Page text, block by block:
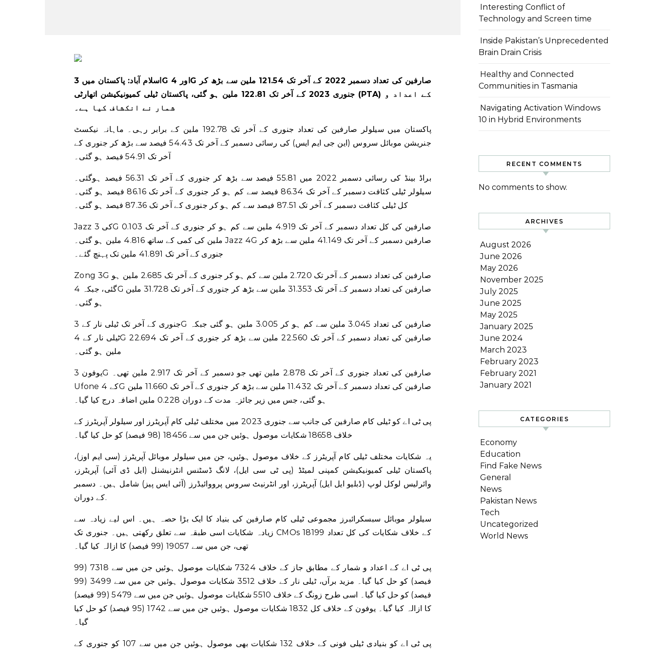
اسلام آباد: پاکستان میں 3G اور 4G صارفین کی تعداد دسمبر 2022 کے آخر تک 121.54 ملین سے بڑھ کر
جنوری 2023 کے آخر تک 122.81 ملین ہو گئی، پاکستان ٹیلی کمیونیکیشن اتھارٹی (PTA) کے اعداد و
شمار نے انکشاف کیا ہے۔
پاکستان میں سیلولر صارفین کی تعداد جنوری کے آخر تک 192.78 ملین کے برابر رہی۔ ماہانہ نیکسٹ
جنریشن موبائل سروس (این جی ایم ایس) کی رسائی دسمبر کے آخر تک 54.43 فیصد سے بڑھ کر جنوری کے
آخر تک 54.91 فیصد ہو گئی۔
براڈ بینڈ کی رسائی دسمبر 2022 میں 55.81 فیصد سے بڑھ کر جنوری کے آخر تک 56.31 فیصد ہوگئی۔
سیلولر ٹیلی کثافت دسمبر کے آخر تک 86.34 فیصد سے کم ہو کر جنوری کے آخر تک 86.16 فیصد ہو گئی۔
کل ٹیلی کثافت دسمبر کے آخر تک 87.51 فیصد سے کم ہو کر جنوری کے آخر تک 87.36 فیصد ہو گئی۔
Jazz کی 3G صارفین کی کل تعداد دسمبر کے آخر تک 4.919 ملین سے کم ہو کر جنوری کے آخر تک 0.103
ملین کی کمی کے ساتھ 4.816 ملین ہو گئی۔ Jazz 4G صارفین دسمبر کے آخر تک 41.149 ملین سے بڑھ کر
جنوری کے آخر تک 41.891 ملین تک پہنچ گئے۔
Zong 3G صارفین کی تعداد دسمبر کے آخر تک 2.720 ملین سے کم ہو کر جنوری کے آخر تک 2.685 ملین ہو
گئی، جبکہ 4G صارفین کی تعداد دسمبر کے آخر تک 31.353 ملین سے بڑھ کر جنوری کے آخر تک 31.728 ملین
ہو گئی۔
جنوری کے آخر تک ٹیلی نار کے 3G صارفین کی تعداد 3.045 ملین سے کم ہو کر 3.005 ملین ہو گئی جبکہ
ٹیلی نار کے 4G صارفین کی تعداد دسمبر کے آخر تک 22.560 ملین سے بڑھ کر جنوری کے آخر تک 22.694
ملین ہو گئی۔
یوفون 3G صارفین کی تعداد جنوری کے آخر تک 2.878 ملین تھی جو دسمبر کے آخر تک 2.917 ملین تھی۔
Ufone کے 4G صارفین کی تعداد دسمبر کے آخر تک 11.432 ملین سے بڑھ کر جنوری کے آخر تک 11.660 ملین
ہو گئی، جس میں زیر جائزہ مدت کے دوران 0.228 ملین اضافہ درج کیا گیا۔
پی ٹی اے کو ٹیلی کام صارفین کی جانب سے جنوری 2023 میں مختلف ٹیلی کام آپریٹرز اور سیلولر آپریٹرز کے
خلاف 18658 شکایات موصول ہوئیں جن میں سے 18456 (98 فیصد) کو حل کیا گیا۔
یہ شکایات مختلف ٹیلی کام آپریٹرز کے خلاف موصول ہوئیں، جن میں سیلولر موبائل آپریٹرز (سی ایم اوز)،
پاکستان ٹیلی کمیونیکیشن کمپنی لمیٹڈ (پی ٹی سی ایل)، لانگ ڈسٹنس انٹرنیشنل (ایل ڈی آئی) آپریٹرز،
وائرلیس لوکل لوپ (ڈبلیو ایل ایل) آپریٹرز، اور انٹرنیٹ سروس پرووائیڈرز (آئی ایس پیز) شامل ہیں۔ دسمبر
کے دوران.
سیلولر موبائل سبسکرائبرز مجموعی ٹیلی کام صارفین کی بنیاد کا ایک بڑا حصہ ہیں۔ اس لیے زیادہ سے
زیادہ شکایات اسی طبقہ سے تعلق رکھتی ہیں۔ جنوری تک CMOs کے خلاف شکایات کی کل تعداد 18199
تھی، جن میں سے 19057 (99 فیصد) کا ازالہ کیا گیا۔
پی ٹی اے کے اعداد و شمار کے مطابق جاز کے خلاف 7324 شکایات موصول ہوئیں جن میں سے 7318 (99
فیصد) کو حل کیا گیا۔ مزید برآں، ٹیلی نار کے خلاف 3512 شکایات موصول ہوئیں جن میں سے 3499 (99
فیصد) کو حل کیا گیا۔ اسی طرح زونگ کے خلاف 5510 شکایات موصول ہوئیں جن میں سے 5479 (99 فیصد)
کا ازالہ کیا گیا۔ یوفون کے خلاف کل 1832 شکایات موصول ہوئیں جن میں سے 1742 (95 فیصد) کو حل کیا
گیا۔
پی ٹی اے کو بنیادی ٹیلی فونی کے خلاف 132 شکایات بھی موصول ہوئیں جن میں سے 107 کو جنوری کے
Interesting Conflict of
Technology and Screen time
Inside Pakistan’s Unprecedented
Brain Drain Crisis
Healthy and Connected
Communities in Tasmania
Navigating Activation Windows
10 in Hybrid Environments
RECENT COMMENTS
No comments to show.
ARCHIVES
August 2026
June 2026
May 2026
November 2025
July 2025
June 2025
May 2025
January 2025
June 2024
March 2023
February 2023
February 2021
January 2021
CATEGORIES
Economy
Education
Find Fake News
General
News
Pakistan News
Tech
Uncategorized
World News